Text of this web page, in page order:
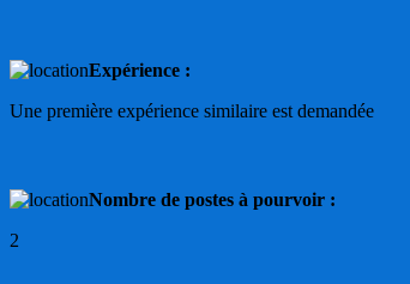
Expérience :
Une première expérience similaire est demandée
Nombre de postes à pourvoir :
2